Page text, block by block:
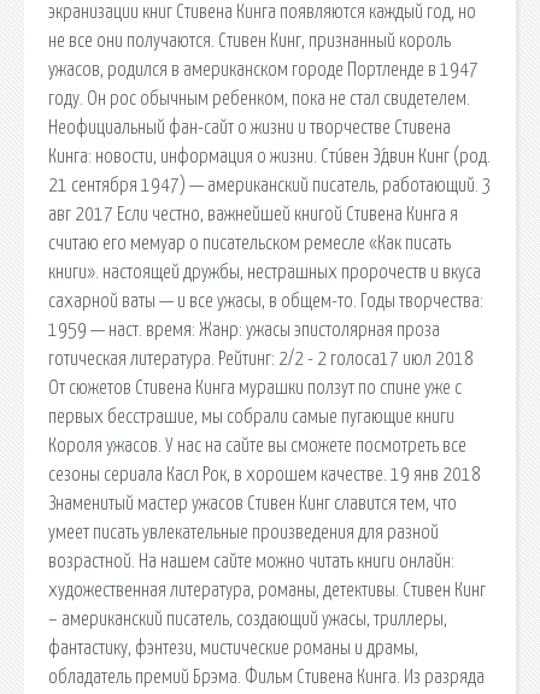
экранизации книг Стивена Кинга появляются каждый год, но
не все они получаются. Стивен Кинг, признанный король
ужасов, родился в американском городе Портленде в 1947
году. Он рос обычным ребенком, пока не стал свидетелем.
Неофициальный фан-сайт о жизни и творчестве Стивена
Кинга: новости, информация о жизни. Сти́вен Э́двин Кинг (род.
21 сентября 1947) — американский писатель, работающий. 3
авг 2017 Если честно, важнейшей книгой Стивена Кинга я
считаю его мемуар о писательском ремесле «Как писать
книги». настоящей дружбы, нестрашных пророчеств и вкуса
сахарной ваты — и все ужасы, в общем-то. Годы творчества:
1959 — наст. время: Жанр: ужасы эпистолярная проза
готическая литература. Рейтинг: 2/2 - 2 голоса17 июл 2018
От сюжетов Стивена Кинга мурашки ползут по спине уже с
первых бесстрашие, мы собрали самые пугающие книги
Короля ужасов. У нас на сайте вы сможете посмотреть все
сезоны сериала Касл Рок, в хорошем качестве. 19 янв 2018
Знаменитый мастер ужасов Стивен Кинг славится тем, что
умеет писать увлекательные произведения для разной
возрастной. На нашем сайте можно читать книги онлайн:
художественная литература, романы, детективы. Стивен Кинг
– американский писатель, создающий ужасы, триллеры,
фантастику, фэнтези, мистические романы и драмы,
обладатель премий Брэма. Фильм Стивена Кинга. Из разряда